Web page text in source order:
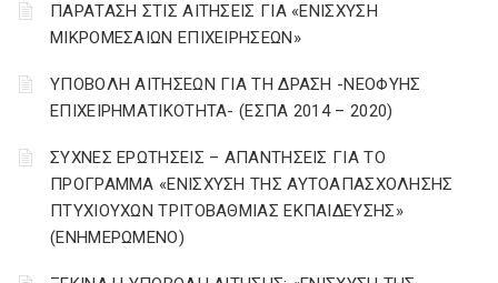
ΠΑΡΑΤΑΣΗ ΣΤΙΣ ΑΙΤΗΣΕΙΣ ΓΙΑ «ΕΝΙΣΧΥΣΗ
ΜΙΚΡΟΜΕΣΑΙΩΝ ΕΠΙΧΕΙΡΗΣΕΩΝ»
ΥΠΟΒΟΛΗ ΑΙΤΗΣΕΩΝ ΓΙΑ ΤΗ ΔΡΑΣΗ -ΝΕΟΦΥΗΣ
ΕΠΙΧΕΙΡΗΜΑΤΙΚΟΤΗΤΑ- (ΕΣΠΑ 2014 – 2020)
ΣΥΧΝΕΣ ΕΡΩΤΗΣΕΙΣ – ΑΠΑΝΤΗΣΕΙΣ ΓΙΑ ΤΟ
ΠΡΟΓΡΑΜΜΑ «ΕΝΙΣΧΥΣΗ ΤΗΣ ΑΥΤΟΑΠΑΣΧΟΛΗΣΗΣ
ΠΤΥΧΙΟΥΧΩΝ ΤΡΙΤΟΒΑΘΜΙΑΣ ΕΚΠΑΙΔΕΥΣΗΣ»
(ΕΝΗΜΕΡΩΜΕΝΟ)